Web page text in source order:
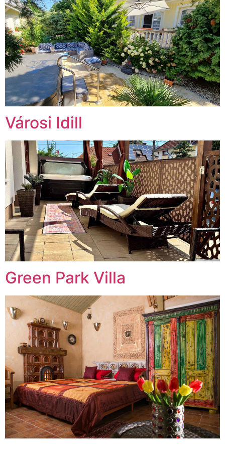
Városi Idill
Green Park Villa